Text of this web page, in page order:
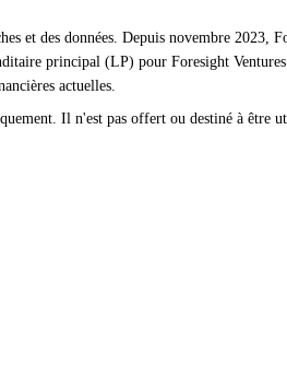
et des données. Depuis novembre
principal (LP) pour Foresight
actuelles.
Il n'est pas offert ou destiné à être